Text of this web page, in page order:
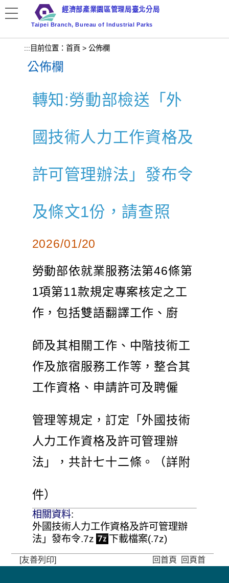
要
容
塊
經濟部產業園區管理局臺北分局
Taipei Branch, Bureau of Industrial Parks
::: 目前位置： 首頁 > 公佈欄
公佈欄
轉知:勞動部檢送「外
國技術人力工作資格及
許可管理辦法」發布令
及條文1份，請查照
2026/01/20
勞動部依就業服務法第46條第
1項第11款規定專案核定之工
作，包括雙語翻譯工作、廚
師及其相關工作、中階技術工
作及旅宿服務工作等，整合其
工作資格、申請許可及聘僱
管理等規定，訂定「外國技術
人力工作資格及許可管理辦
法」，共計七十二條。（詳附
件）
相關資料:
外國技術人力工作資格及許可管理辦
法」發布令.7z
下載檔案(.7z)
[友善列印] 回首頁 回頁首